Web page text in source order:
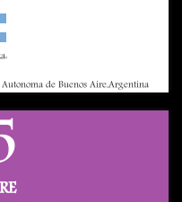
de Buenos Aire,Argentina